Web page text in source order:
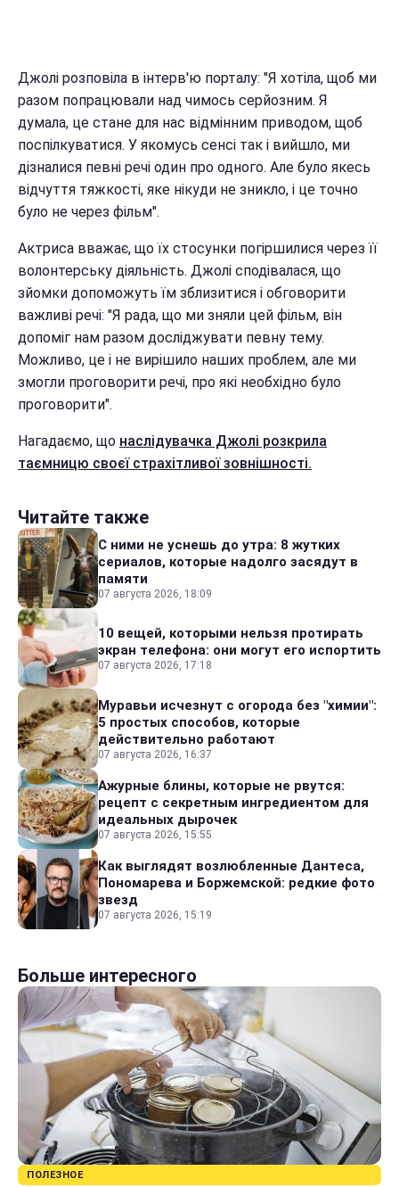
Джолі розповіла в інтерв'ю порталу: "Я хотіла, щоб ми
разом попрацювали над чимось серйозним. Я
думала, це стане для нас відмінним приводом, щоб
поспілкуватися. У якомусь сенсі так і вийшло, ми
дізналися певні речі один про одного. Але було якесь
відчуття тяжкості, яке нікуди не зникло, і це точно
було не через фільм".
Актриса вважає, що їх стосунки погіршилися через її
волонтерську діяльність. Джолі сподівалася, що
зйомки допоможуть їм зблизитися і обговорити
важливі речі: "Я рада, що ми зняли цей фільм, він
допоміг нам разом досліджувати певну тему.
Можливо, це і не вирішило наших проблем, але ми
змогли проговорити речі, про які необхідно було
проговорити".
Нагадаємо, що наслідувачка Джолі розкрила
таємницю своєї страхітливої зовнішності.
Читайте также
С ними не уснешь до утра: 8 жутких
сериалов, которые надолго засядут в
памяти
07 августа 2026, 18:09
10 вещей, которыми нельзя протирать
экран телефона: они могут его испортить
07 августа 2026, 17:18
Муравьи исчезнут с огорода без "химии":
5 простых способов, которые
действительно работают
07 августа 2026, 16:37
Ажурные блины, которые не рвутся:
рецепт с секретным ингредиентом для
идеальных дырочек
07 августа 2026, 15:55
Как выглядят возлюбленные Дантеса,
Пономарева и Боржемской: редкие фото
звезд
07 августа 2026, 15:19
Больше интересного
ПОЛЕЗНОЕ